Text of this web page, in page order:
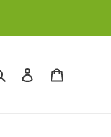
Cerca Accedi